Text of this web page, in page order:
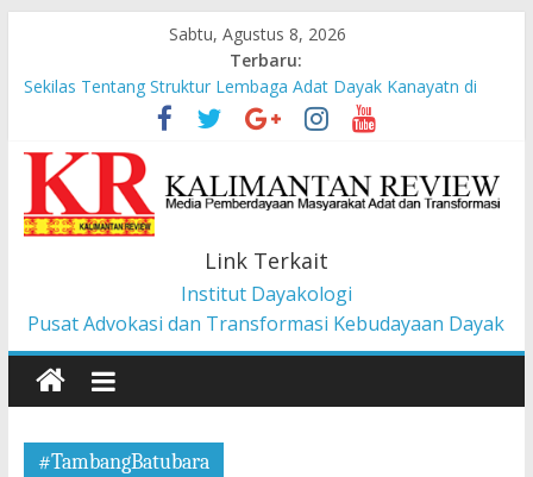
Sabtu, Agustus 8, 2026
Terbaru:
Sekilas Tentang Struktur Lembaga Adat Dayak Kanayatn di
Masyarakat Adat Suku Balik Bersama AMAN Gugat UU IKN ke
Mahkamah Konstitusi
Pesan dari Pameran tentang Kisah-kisah dari Hulu Fragmen
Ruang Hidup Dayak Iban
Pembangunan Berbasis Budaya Masyarakat Adat: Pelajaran
dari CU à la Gerakan Pemberdayaan Pancur Kasih
Liawandira: Menenun Masa Depan Dayak Iban dari Lauk
Rugun, Ketemenggungan Jalai Lintang
Link Terkait
Institut Dayakologi
Pusat Advokasi dan Transformasi Kebudayaan Dayak
#TambangBatubara